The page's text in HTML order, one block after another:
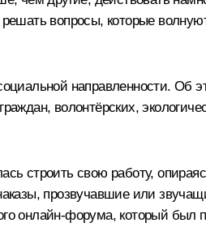
вопросы, которые
направленности. Об
волонтёрских,
строить свою работу,
прозвучавшие или
онлайн-форума, который